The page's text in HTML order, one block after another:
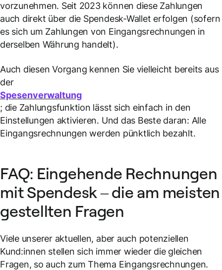
vorzunehmen. Seit 2023 können diese Zahlungen
auch direkt über die Spendesk-Wallet erfolgen (sofern
es sich um Zahlungen von Eingangsrechnungen in
derselben Währung handelt).
Auch diesen Vorgang kennen Sie vielleicht bereits aus
der
Spesenverwaltung
; die Zahlungsfunktion lässt sich einfach in den
Einstellungen aktivieren. Und das Beste daran: Alle
Eingangsrechnungen werden pünktlich bezahlt.
FAQ: Eingehende Rechnungen
mit Spendesk – die am meisten
gestellten Fragen
Viele unserer aktuellen, aber auch potenziellen
Kund:innen stellen sich immer wieder die gleichen
Fragen, so auch zum Thema Eingangsrechnungen.